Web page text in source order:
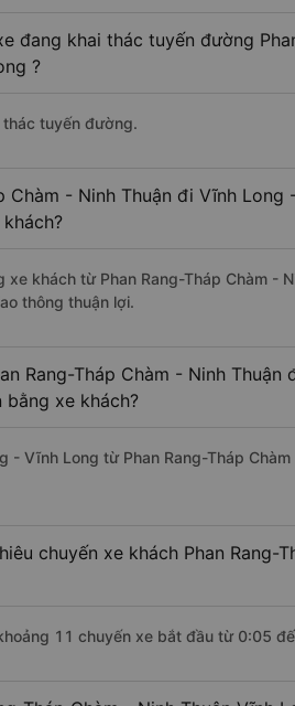
đang khai thác tuyến đường
?
thác tuyến đường.
Chàm - Ninh Thuận đi Vĩnh
xe khách từ Phan Rang-Tháp Chàm -
thông thuận lợi.
Rang-Tháp Chàm - Ninh
bằng xe khách?
- Vĩnh Long từ Phan Rang-Tháp
chuyến xe khách Phan Rang-
11 chuyến xe bắt đầu từ 0:05